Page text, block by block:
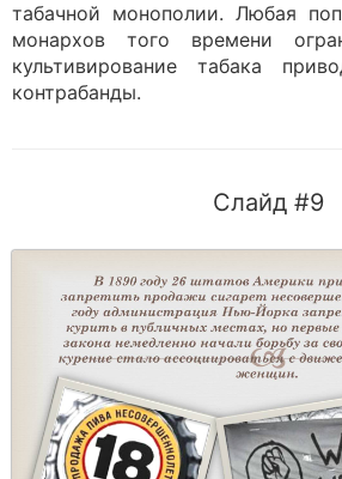
табачной монополии. Любая
монархов того времени
культивирование табака
контрабанды.
Слайд #9